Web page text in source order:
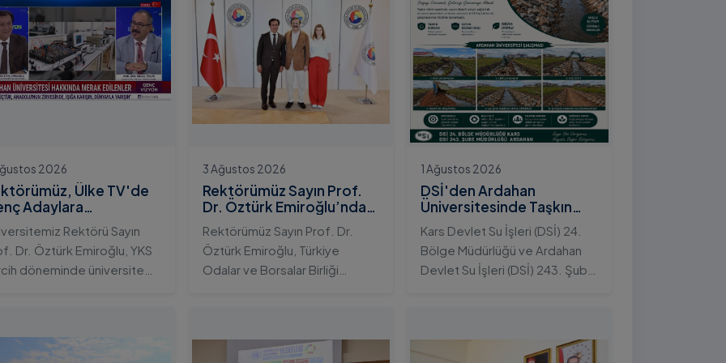
2026
Ülke TV'de
Adaylara
Eğitim
ve Sunduğu
İmkânları Anlattı
Rektörü Sayın
Dr. Öztürk Emiroğlu, YKS
döneminde üniversite
yetkinliğini, akademik
3 Ağustos 2026
Rektörümüz Sayın Prof.
Dr. Öztürk Emiroğlu’ndan
TOBB Başkanı Sayın M.
Rifat Hisarcıklıoğlu’na
Ziyaret
Rektörümüz Sayın Prof. Dr.
Öztürk Emiroğlu, Türkiye
Odalar ve Borsalar Birliği
Rektörümüze, eşi Sayın Dr.
1 Ağustos 2026
DSİ'den Ardahan
Üniversitesinde Taşkın
Koruma Projesi: İstifli Taş
Tahkimatı Çalışmaları
Tamamlandı
Kars Devlet Su İşleri (DSİ) 24.
Bölge Müdürlüğü ve Ardahan
Devlet Su İşleri (DSİ) 243. Şube
Üniversitesi yerleşkesinde